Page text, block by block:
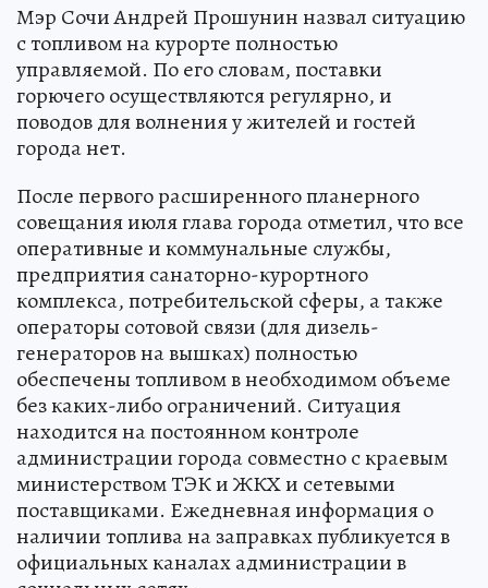
Мэр Сочи Андрей Прошунин назвал ситуацию
с топливом на курорте полностью
управляемой. По его словам, поставки
горючего осуществляются регулярно, и
поводов для волнения у жителей и гостей
города нет.
После первого расширенного планерного
совещания июля глава города отметил, что все
оперативные и коммунальные службы,
предприятия санаторно-курортного
комплекса, потребительской сферы, а также
операторы сотовой связи (для дизель-
генераторов на вышках) полностью
обеспечены топливом в необходимом объеме
без каких-либо ограничений. Ситуация
находится на постоянном контроле
администрации города совместно с краевым
министерством ТЭК и ЖКХ и сетевыми
поставщиками. Ежедневная информация о
наличии топлива на заправках публикуется в
официальных каналах администрации в